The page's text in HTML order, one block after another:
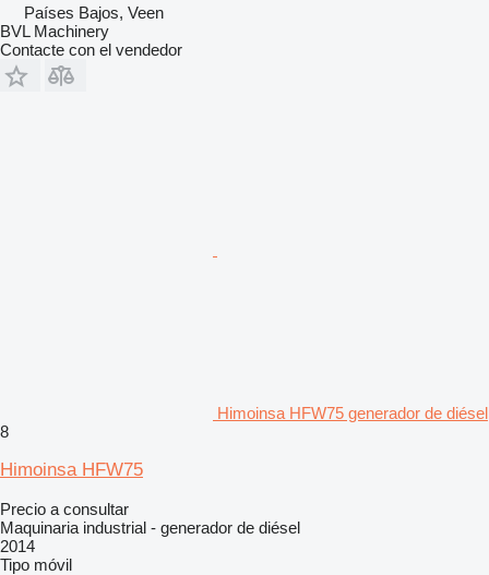
Países Bajos, Veen
BVL Machinery
Contacte con el vendedor
Himoinsa HFW75 generador de diésel
8
Himoinsa HFW75
Precio a consultar
Maquinaria industrial - generador de diésel
2014
Tipo móvil